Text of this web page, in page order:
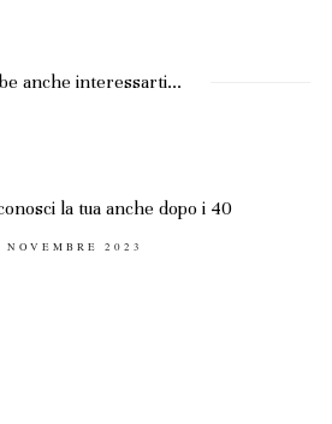
anche interessarti...
la tua anche dopo i 40
NOVEMBRE 2023